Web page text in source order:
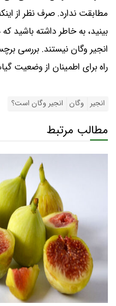
مطابقت ندارد. صرف نظر از
بینید، به خاطر داشته
انجیر وگان نیستند. بررسی
راه برای اطمینان از وضعیت
انجیر وگان انجیر وگان است؟
مطالب مرتبط